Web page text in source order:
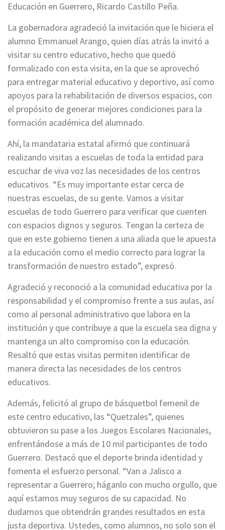
Educación en Guerrero, Ricardo Castillo Peña.
La gobernadora agradeció la invitación que le hiciera el
alumno Emmanuel Arango, quien días atrás la invitó a
visitar su centro educativo, hecho que quedó
formalizado con esta visita, en la que se aprovechó
para entregar material educativo y deportivo, así como
apoyos para la rehabilitación de diversos espacios, con
el propósito de generar mejores condiciones para la
formación académica del alumnado.
Ahí, la mandataria estatal afirmó que continuará
realizando visitas a escuelas de toda la entidad para
escuchar de viva voz las necesidades de los centros
educativos. “Es muy importante estar cerca de
nuestras escuelas, de su gente. Vamos a visitar
escuelas de todo Guerrero para verificar que cuenten
con espacios dignos y seguros. Tengan la certeza de
que en este gobierno tienen a una aliada que le apuesta
a la educación como el medio correcto para lograr la
transformación de nuestro estado”, expresó.
Agradeció y reconoció a la comunidad educativa por la
responsabilidad y el compromiso frente a sus aulas, así
como al personal administrativo que labora en la
institución y que contribuye a que la escuela sea digna y
mantenga un alto compromiso con la educación.
Resaltó que estas visitas permiten identificar de
manera directa las necesidades de los centros
educativos.
Además, felicitó al grupo de básquetbol femenil de
este centro educativo, las “Quetzales”, quienes
obtuvieron su pase a los Juegos Escolares Nacionales,
enfrentándose a más de 10 mil participantes de todo
Guerrero. Destacó que el deporte brinda identidad y
fomenta el esfuerzo personal. “Van a Jalisco a
representar a Guerrero; háganlo con mucho orgullo, que
aquí estamos muy seguros de su capacidad. No
dudamos que obtendrán grandes resultados en esta
justa deportiva. Ustedes, como alumnos, no solo son el